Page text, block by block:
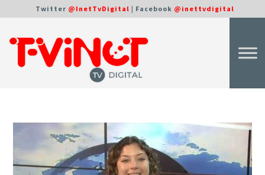
Twitter @InetTvDigital | Facebook @inettvdigital